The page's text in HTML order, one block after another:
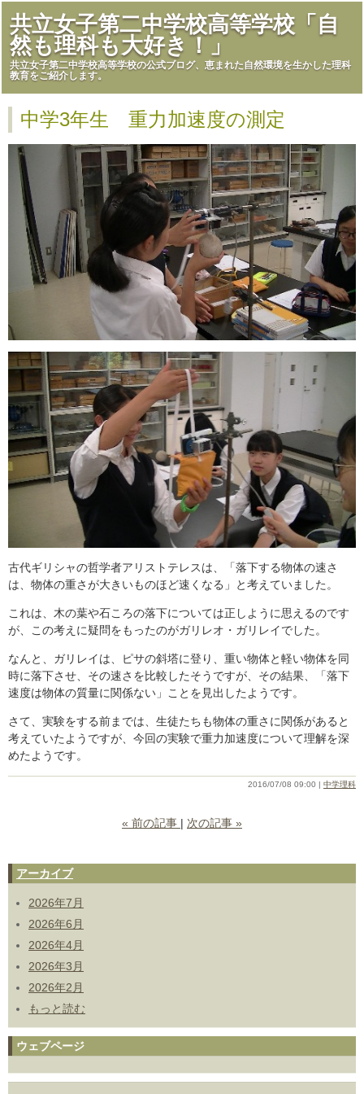
共立女子第二中学校高等学校「自
然も理科も大好き！」
共立女子第二中学校高等学校の公式ブログ、恵まれた自然環境を生かした理科
教育をご紹介します。
中学3年生 重力加速度の測定
古代ギリシャの哲学者アリストテレスは、「落下する物体の速さ
は、物体の重さが大きいものほど速くなる」と考えていました。
これは、木の葉や石ころの落下については正しように思えるのです
が、この考えに疑問をもったのがガリレオ・ガリレイでした。
なんと、ガリレイは、ピサの斜塔に登り、重い物体と軽い物体を同
時に落下させ、その速さを比較したそうですが、その結果、「落下
速度は物体の質量に関係ない」ことを見出したようです。
さて、実験をする前までは、生徒たちも物体の重さに関係があると
考えていたようですが、今回の実験で重力加速度について理解を深
めたようです。
2016/07/08 09:00 中学理科
« 前の記事 次の記事 »
アーカイブ
2026年7月
2026年6月
2026年4月
2026年3月
2026年2月
もっと読む
ウェブページ